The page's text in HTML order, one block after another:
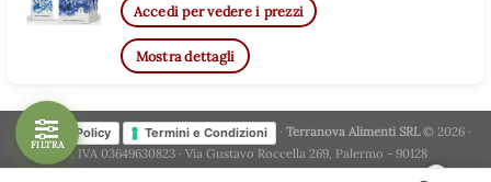
FILTRA
Accedi per vedere i prezzi
Mostra dettagli
Privacy Policy Termini e Condizioni · Terranova Alimenti SRL© 2026 ·
P. IVA 03649630823 · Via Gustavo Roccella 269, Palermo - 90128